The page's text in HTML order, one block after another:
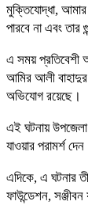
মুক্তিযোদ্ধা,
পারবে না এবং তার
এ সময় প্রতিবেশী
আমির আলী
অভিযোগ রয়েছে।
এই ঘটনায় উপজেলা
যাওয়ার পরামর্শ
এদিকে, এ ঘটনার
ফাউন্ডেশন, সঞ্জীবন